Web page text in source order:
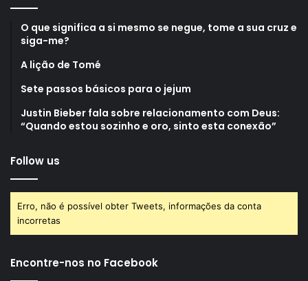
O que significa a si mesmo se negue, tome a sua cruz e
siga-me?
A lição de Tomé
Sete passos básicos para o jejum
Justin Bieber fala sobre relacionamento com Deus:
“Quando estou sozinho e oro, sinto esta conexão”
Follow us
Erro, não é possível obter Tweets, informações da conta
incorretas
Encontre-nos no Facebook